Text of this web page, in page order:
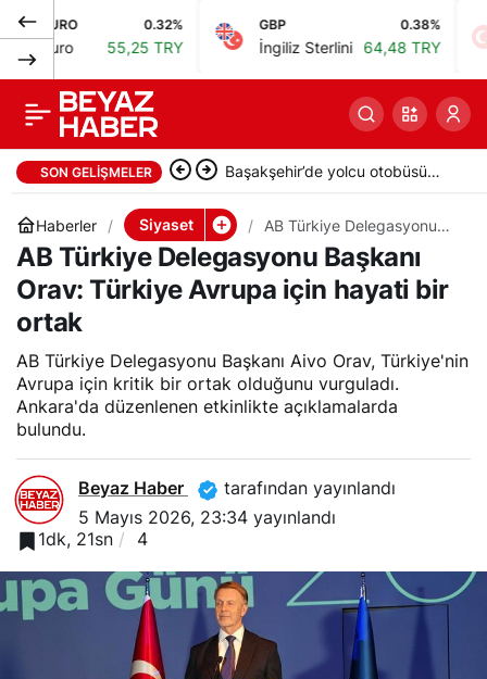
55,25 TRY
GBP
İngiliz Sterlini 64,48 TRY
BIST
Bist
SON GELIŞMELER
Başakşehir’de yolcu otobüsü
İETT otobüsüne çarptı: 5 yaralı
Haberler Siyaset
AB Türkiye Delegasyonu
Başkanı Orav: Türkiye
Avrupa için hayati bir ortak
AB Türkiye Delegasyonu Başkanı
Orav: Türkiye Avrupa için hayati bir
ortak
AB Türkiye Delegasyonu Başkanı Aivo Orav, Türkiye'nin
Avrupa için kritik bir ortak olduğunu vurguladı.
Ankara'da düzenlenen etkinlikte açıklamalarda
bulundu.
Beyaz Haber
tarafından yayınlandı
5 Mayıs 2026, 23:34 yayınlandı
1dk, 21sn
4
TCMB Başkanı
Karahan: Savaş
dezenflasyonu
olumsuz etkiliyor,
kararlılığımız sürüyor
Paylaş